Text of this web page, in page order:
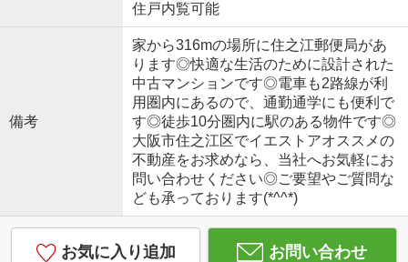
住戸内覧可能
備考
家から316mの場所に住之江郵便局があ
ります◎快適な生活のために設計された
中古マンションです◎電車も2路線が利
用圏内にあるので、通勤通学にも便利で
す◎徒歩10分圏内に駅のある物件です◎
大阪市住之江区でイエストアオススメの
不動産をお求めなら、当社へお気軽にお
問い合わせください◎ご要望やご質問な
ども承っております(*^^*)
お気に入り追加 お問い合わせ